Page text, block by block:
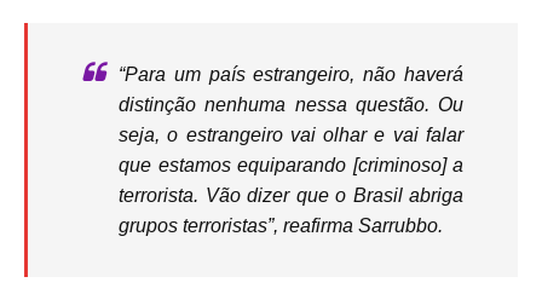
“Para um país estrangeiro, não haverá
distinção nenhuma nessa questão. Ou
seja, o estrangeiro vai olhar e vai falar
que estamos equiparando [criminoso] a
terrorista. Vão dizer que o Brasil abriga
grupos terroristas”, reafirma Sarrubbo.